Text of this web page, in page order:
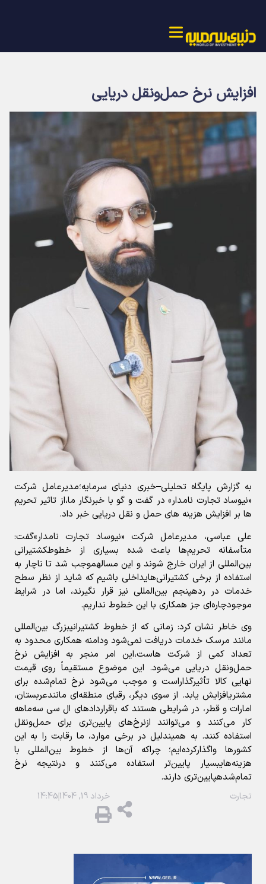
افزايش نرخ حمل‌ونقل دريايي
به گزارش پایگاه تحلیلی–خبری دنیای سرمایه؛مديرعامل شرکت
«نيوساد تجارت نامدار» در گفت و گو با خبرنگار ما،از تاثیر تحریم
ها بر افزایش هزینه های حمل و نقل دریایی خبر داد.
علي عباسي، مديرعامل شرکت«نيوساد تجارت نامدار»گفت:
متأسفانه
تحريم‌ها باعث شده‌ بسياري از خطوطکشتيراني
بين‌المللي از ايران خارج شوند و اين مسالهموجب شد تا ناچار به
استفاده از برخي کشتيراني‌هايداخلي باشيم که شايد از نظر سطح
خدمات در ردهپنجم بين‌المللي نيز قرار نگيرند، اما در شرايط
موجودچاره‌اي جز همکاري با اين خطوط نداريم.
وی خاطر نشان کرد: زماني که از خطوط کشتيرانيبزرگ بين‌المللي
مانند مرسک خدمات دريافت نمي‌شود ودامنه همکاري محدود به
تعداد کمي از شرکت هاست،اين امر منجر به افزايش نرخ
حمل‌ونقل دريايي مي‌شود. اين موضوع مستقيماً روي قيمت
نهايي کالا تأثيرگذاراست و موجب مي‌شود نرخ تمام‌شده براي
مشتريافزايش يابد. از سوي ديگر، رقباي منطقه‌اي مانندعربستان،
امارات و قطر، در شرايطي هستند که باقراردادهاي ال سي سه‌ماهه
کار مي‌کنند و مي‌توانند ازنرخ‌هاي پايين‌تري براي حمل‌ونقل
استفاده کنند. به هميندليل در برخي موارد، ما رقابت را به اين
کشورها
واگذارکرده‌ايم؛ چراکه آن‌ها از خطوط بين‌المللي
با
هزينه‌هايبسيار پايين‌تر استفاده مي‌کنند و درنتيجه
نرخ
تمام‌شدهپايين‌تري دارند.
تجارت خرداد 19, 1404 14:45